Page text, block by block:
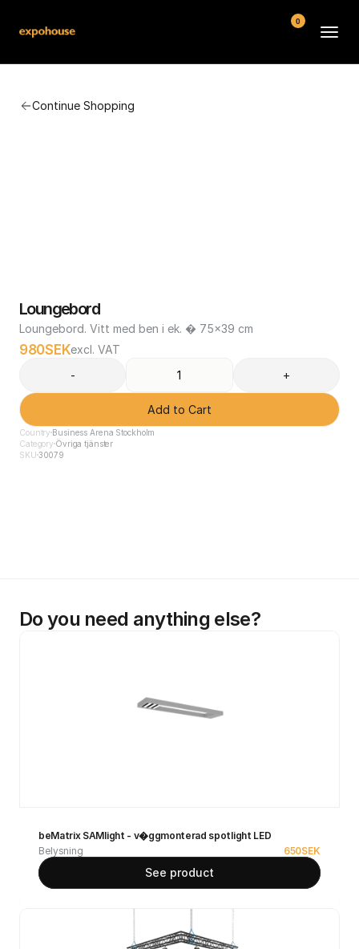
Continue Shopping
Loungebord
Loungebord. Vitt med ben i ek. � 75x39 cm
980SEKexcl. VAT
-
+
Add to Cart
Country Business Arena Stockholm
Category Övriga tjänster
SKU 30079
Do you need anything else?
beMatrix SAMlight - v�ggmonterad spotlight LED
Belysning
650SEK
See product
0